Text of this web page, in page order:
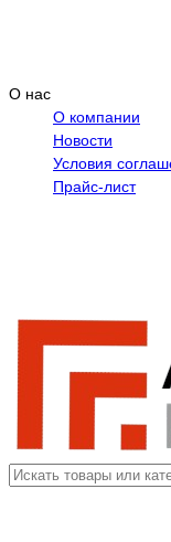
О нас
О компании
Новости
Условия
Прайс-лист